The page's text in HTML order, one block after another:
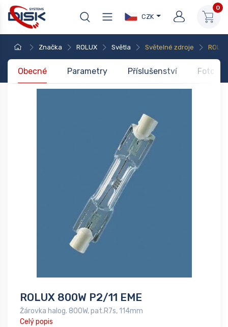
CZK
0
Značka ROLUX Světla Světelné zdroje
Obecné Parametry Příslušenství Foto
ROLUX 800W P2/11 EME
Žárovka halog. 800W, pat.R7s, 114mm
Celý popis